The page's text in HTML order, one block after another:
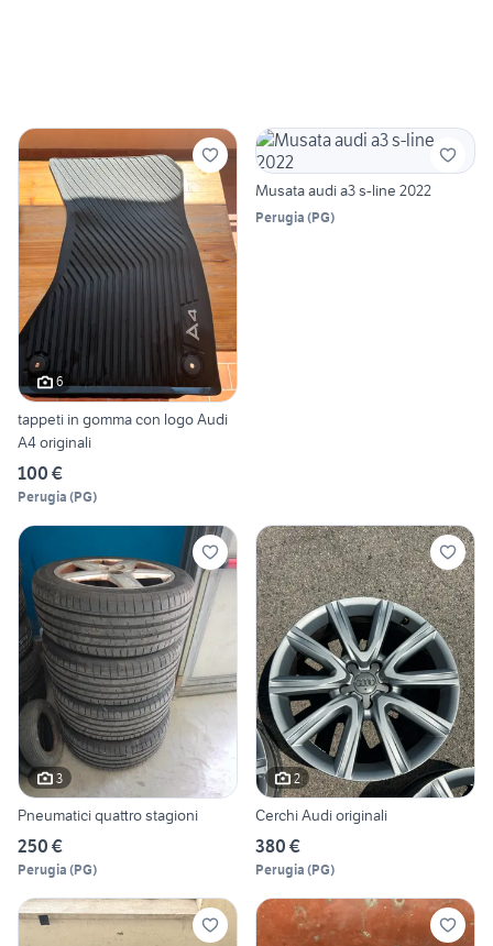
6
tappeti in gomma con logo Audi
A4 originali
100 €
Perugia (PG)
Musata audi a3 s-line 2022
Perugia (PG)
3
Pneumatici quattro stagioni
250 €
Perugia (PG)
2
Cerchi Audi originali
380 €
Perugia (PG)